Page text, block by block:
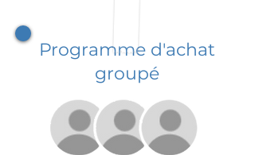
Programme d'achat
groupé